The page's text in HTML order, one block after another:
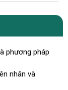
phương pháp
nhân và